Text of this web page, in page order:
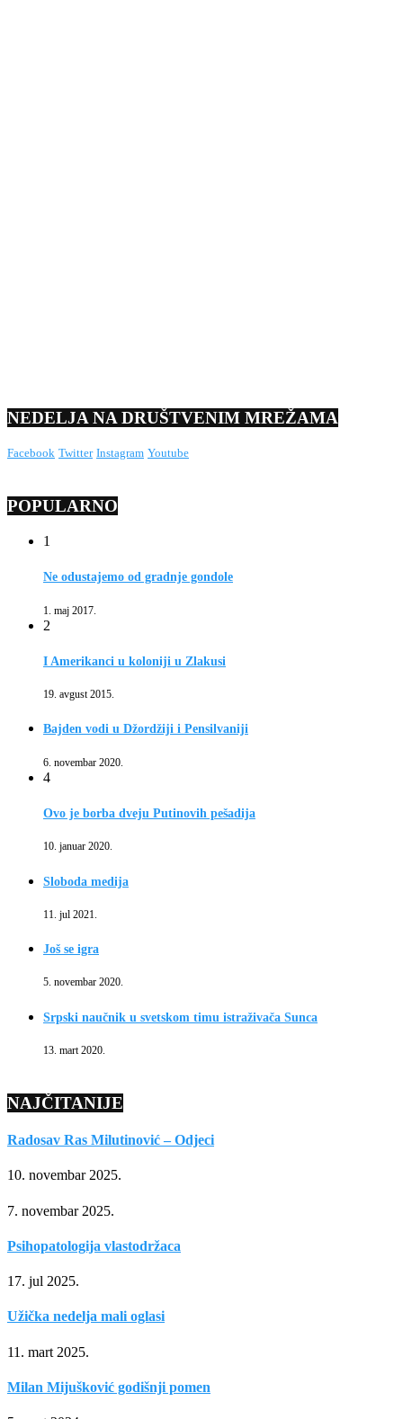
NEDELJA NA DRUŠTVENIM MREŽAMA
Facebook Twitter Instagram Youtube
POPULARNO
1
Ne odustajemo od gradnje gondole
1. maj 2017.
2
I Amerikanci u koloniji u Zlakusi
19. avgust 2015.
Bajden vodi u Džordžiji i Pensilvaniji
6. novembar 2020.
4
Ovo je borba dveju Putinovih pešadija
10. januar 2020.
Sloboda medija
11. jul 2021.
Još se igra
5. novembar 2020.
Srpski naučnik u svetskom timu istraživača Sunca
13. mart 2020.
NAJČITANIJE
Radosav Ras Milutinović – Odjeci
10. novembar 2025.
7. novembar 2025.
Psihopatologija vlastodržaca
17. jul 2025.
Užička nedelja mali oglasi
11. mart 2025.
Milan Mijušković godišnji pomen